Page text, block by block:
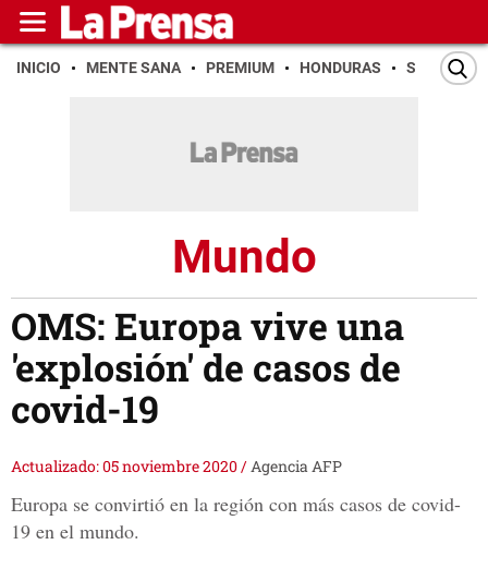
INICIO MENTE SANA PREMIUM HONDURAS SAN PEDRO
Mundo
OMS: Europa vive una
'explosión' de casos de
covid-19
Actualizado: 05 noviembre 2020/Agencia AFP
Europa se convirtió en la región con más casos de covid-
19 en el mundo.